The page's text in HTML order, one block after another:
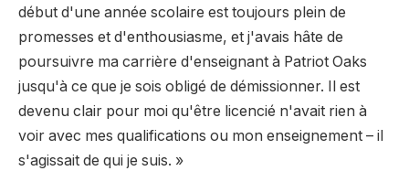
début d'une année scolaire est toujours plein de
promesses et d'enthousiasme, et j'avais hâte de
poursuivre ma carrière d'enseignant à Patriot Oaks
jusqu'à ce que je sois obligé de démissionner. Il est
devenu clair pour moi qu'être licencié n'avait rien à
voir avec mes qualifications ou mon enseignement – il
s'agissait de qui je suis. »